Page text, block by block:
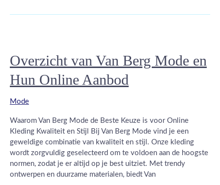
Overzicht van Van Berg Mode en
Hun Online Aanbod
Mode
Waarom Van Berg Mode de Beste Keuze is voor Online
Kleding Kwaliteit en Stijl Bij Van Berg Mode vind je een
geweldige combinatie van kwaliteit en stijl. Onze kleding
wordt zorgvuldig geselecteerd om te voldoen aan de hoogste
normen, zodat je er altijd op je best uitziet. Met trendy
ontwerpen en duurzame materialen, biedt Van